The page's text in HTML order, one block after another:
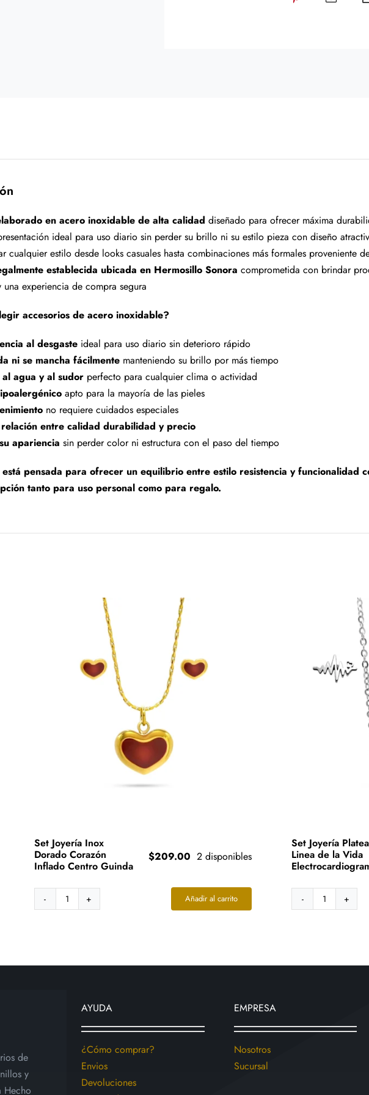
en acero inoxidable de alta calidad diseñado para ofrecer máxima
ideal para uso diario sin perder su brillo ni su estilo pieza con diseño
cualquier estilo desde looks casuales hasta combinaciones más formales proveniente
establecida ubicada en Hermosillo Sonora comprometida con brindar
una experiencia de compra segura
accesorios de acero inoxidable?
al desgasteideal para uso diario sin deterioro rápido
ni se mancha fácilmentemanteniendo su brillo por más tiempo
al agua y al sudorperfecto para cualquier clima o actividad
apto para la mayoría de las pieles
no requiere cuidados especiales
entre calidad durabilidad y precio
apariencia sin perder color ni estructura con el paso del tiempo
pensada para ofrecer un equilibrio entre estilo resistencia y funcionalidad
tanto para uso personal como para regalo.
Set Joyería Inox
Dorado Corazón
Inflado Centro Guinda
$209.00 2 disponibles
Set
Guinda
Añadir al carrito
Set Joyería
Linea de la Vida
Set
de
y
Hecho
AYUDA
¿Cómo comprar?
Envios
Devoluciones
EMPRESA
Nosotros
Sucursal